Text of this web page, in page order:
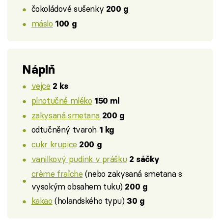
čokoládové sušenky 200 g
máslo 100 g
Náplň
vejce 2 ks
plnotučné mléko 150 ml
zakysaná smetana 200 g
odtučněný tvaroh 1 kg
cukr krupice 200 g
vanilkový pudink v prášku 2 sáčky
crème fraîche (nebo zakysaná smetana s
vysokým obsahem tuku) 200 g
kakao (holandského typu) 30 g